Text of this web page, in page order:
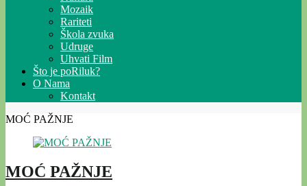
Mozaik
Rariteti
Škola zvuka
Udruge
Uhvati Film
Što je poRiluk?
O Nama
Kontakt
MOĆ PAŽNJE
MOĆ PAŽNJE